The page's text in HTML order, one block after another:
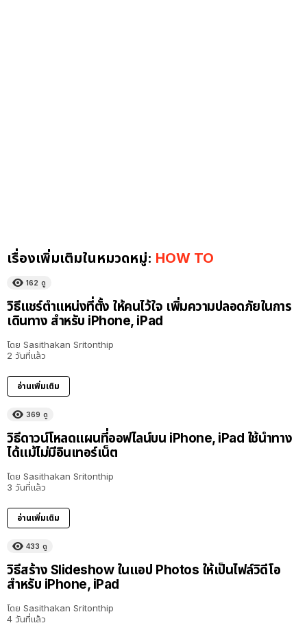
เรื่องเพิ่มเติมในหมวดหมู่: HOW TO
162 ดู
วิธีแชร์ตำแหน่งที่ตั้ง ให้คนไว้ใจ เพิ่มความปลอดภัยในการ
เดินทาง สำหรับ iPhone, iPad
โดย Sasithakan Sritonthip
2 วันที่แล้ว
อ่านเพิ่มเติม
369 ดู
วิธีดาวน์โหลดแผนที่ออฟไลน์บน iPhone, iPad ใช้นำทาง
ได้แม้ไม่มีอินเทอร์เน็ต
โดย Sasithakan Sritonthip
3 วันที่แล้ว
อ่านเพิ่มเติม
433 ดู
วิธีสร้าง Slideshow ในแอป Photos ให้เป็นไฟล์วิดีโอ
สำหรับ iPhone, iPad
โดย Sasithakan Sritonthip
4 วันที่แล้ว